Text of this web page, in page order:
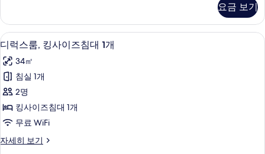
장
애
인
지
원
사
진
모
두
즈
침
대
개,
장
인
지
원
자
세
요금 보기
디
럭
스
룸,
킹
사
이
즈
디럭스룸, 킹사이즈침대 1개 | 미니바,
4
디럭스룸, 킹사이즈침대 1개
34㎡
침실 1개
2명
킹사이즈침대 1개
무료 WiFi
자세히 보기
디